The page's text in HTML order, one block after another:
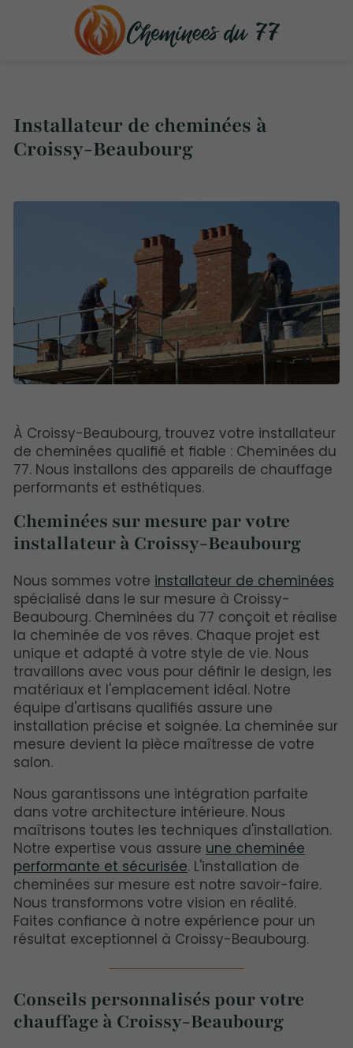
Installateur de cheminées à
Croissy-Beaubourg
À Croissy-Beaubourg, trouvez votre installateur
de cheminées qualifié et fiable : Cheminées du
77. Nous installons des appareils de chauffage
performants et esthétiques.
Cheminées sur mesure par votre
installateur à Croissy-Beaubourg
Nous sommes votre installateur de cheminées
spécialisé dans le sur mesure à Croissy-
Beaubourg. Cheminées du 77 conçoit et réalise
la cheminée de vos rêves. Chaque projet est
unique et adapté à votre style de vie. Nous
travaillons avec vous pour définir le design, les
matériaux et l'emplacement idéal. Notre
équipe d'artisans qualifiés assure une
installation précise et soignée. La cheminée sur
mesure devient la pièce maîtresse de votre
salon.
Nous garantissons une intégration parfaite
dans votre architecture intérieure. Nous
maîtrisons toutes les techniques d'installation.
Notre expertise vous assure une cheminée
performante et sécurisée. L'installation de
cheminées sur mesure est notre savoir-faire.
Nous transformons votre vision en réalité.
Faites confiance à notre expérience pour un
résultat exceptionnel à Croissy-Beaubourg.
Conseils personnalisés pour votre
chauffage à Croissy-Beaubourg